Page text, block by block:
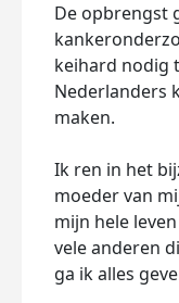
De opbrengst
keihard nodig
Nederlanders
maken.
Ik ren in het
moeder van
mijn hele
vele anderen
ga ik alles